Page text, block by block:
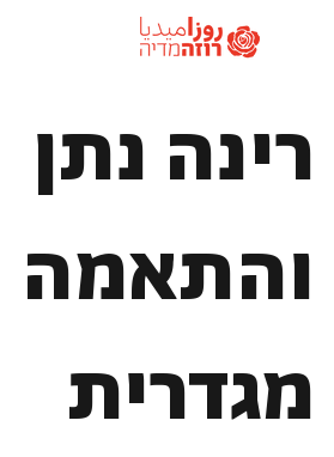
רינה נתן
והתאמה
מגדרית